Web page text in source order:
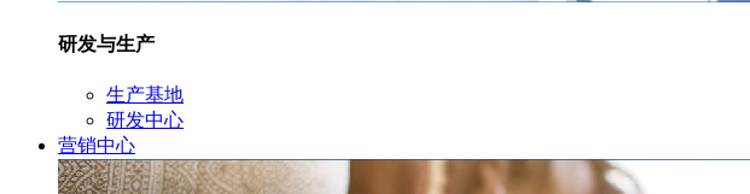
研发与生产
生产基地
研发中心
营销中心